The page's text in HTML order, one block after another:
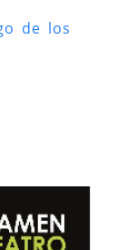
de los